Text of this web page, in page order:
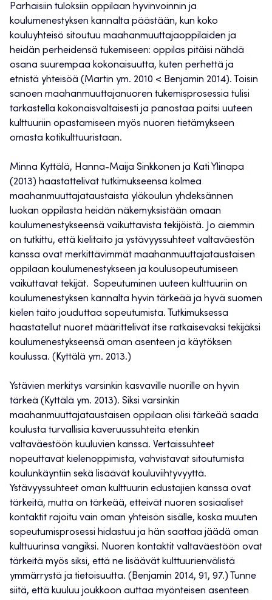
Parhaisiin tuloksiin oppilaan hyvinvoinnin ja
koulumenestyksen kannalta päästään, kun koko
kouluyhteisö sitoutuu maahanmuuttajaoppilaiden ja
heidän perheidensä tukemiseen: oppilas pitäisi nähdä
osana suurempaa kokonaisuutta, kuten perhettä ja
etnistä yhteisöä (Martin ym. 2010 < Benjamin 2014). Toisin
sanoen maahanmuuttajanuoren tukemisprosessia tulisi
tarkastella kokonaisvaltaisesti ja panostaa paitsi uuteen
kulttuuriin opastamiseen myös nuoren tietämykseen
omasta kotikulttuuristaan.
Minna Kyttälä, Hanna-Maija Sinkkonen ja Kati Ylinapa
(2013) haastattelivat tutkimukseensa kolmea
maahanmuuttajataustaista yläkoulun yhdeksännen
luokan oppilasta heidän näkemyksistään omaan
koulumenestykseensä vaikuttavista tekijöistä. Jo aiemmin
on tutkittu, että kielitaito ja ystävyyssuhteet valtaväestön
kanssa ovat merkittävimmät maahanmuuttajataustaisen
oppilaan koulumenestykseen ja koulusopeutumiseen
vaikuttavat tekijät. Sopeutuminen uuteen kulttuuriin on
koulumenestyksen kannalta hyvin tärkeää ja hyvä suomen
kielen taito jouduttaa sopeutumista. Tutkimuksessa
haastatellut nuoret määrittelivät itse ratkaisevaksi tekijäksi
koulumenestykseensä oman asenteen ja käytöksen
koulussa. (Kyttälä ym. 2013.)
Ystävien merkitys varsinkin kasvaville nuorille on hyvin
tärkeä (Kyttälä ym. 2013). Siksi varsinkin
maahanmuuttajataustaisen oppilaan olisi tärkeää saada
koulusta turvallisia kaveruussuhteita etenkin
valtaväestöön kuuluvien kanssa. Vertaissuhteet
nopeuttavat kielenoppimista, vahvistavat sitoutumista
koulunkäyntiin sekä lisäävät kouluviihtyvyyttä.
Ystävyyssuhteet oman kulttuurin edustajien kanssa ovat
tärkeitä, mutta on tärkeää, etteivät nuoren sosiaaliset
kontaktit rajoitu vain oman yhteisön sisälle, koska muuten
sopeutumisprosessi hidastuu ja hän saattaa jäädä oman
kulttuurinsa vangiksi. Nuoren kontaktit valtaväestöön ovat
tärkeitä myös siksi, että ne lisäävät kulttuurienvälistä
ymmärrystä ja tietoisuutta. (Benjamin 2014, 91, 97.) Tunne
siitä, että kuuluu joukkoon auttaa myönteisen asenteen